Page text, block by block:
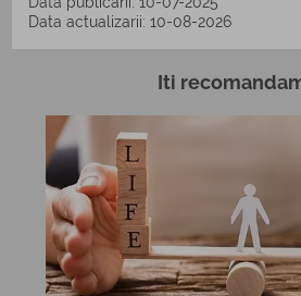
Data actualizarii: 10-08-2026
Iti